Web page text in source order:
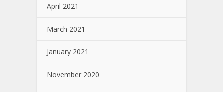
April 2021
March 2021
January 2021
November 2020